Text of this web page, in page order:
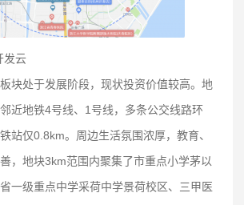
发云
块处于发展阶段，现状投资价值较高。地
近地铁4号线、1号线，多条公交线路环
站仅0.8km。周边生活氛围浓厚，教育、
，地块3km范围内聚集了市重点小学茅以
一级重点中学采荷中学景荷校区、三甲医